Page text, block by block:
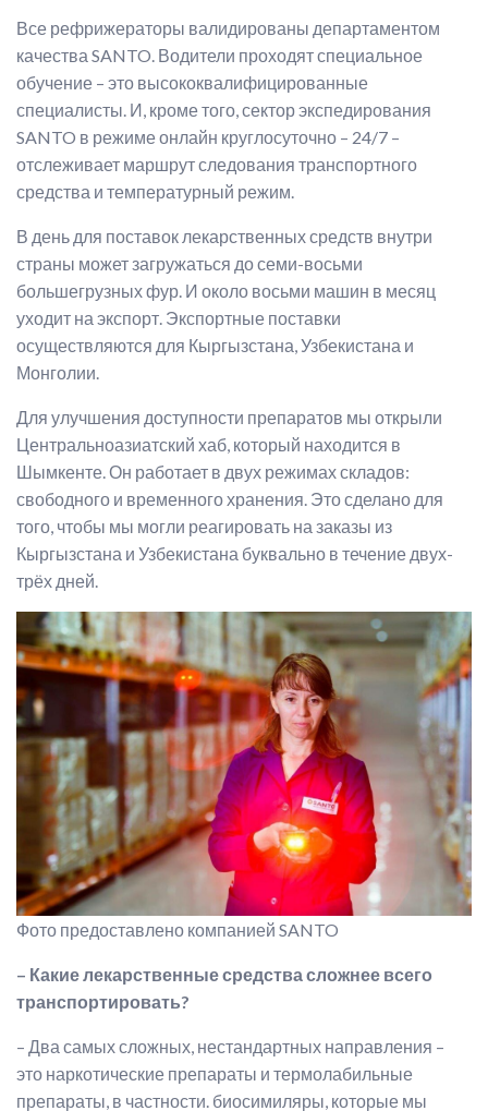
Все рефрижераторы валидированы департаментом
качества SANTO. Водители проходят специальное
обучение – это высококвалифицированные
специалисты. И, кроме того, сектор экспедирования
SANTO в режиме онлайн круглосуточно – 24/7 –
отслеживает маршрут следования транспортного
средства и температурный режим.
В день для поставок лекарственных средств внутри
страны может загружаться до семи-восьми
большегрузных фур. И около восьми машин в месяц
уходит на экспорт. Экспортные поставки
осуществляются для Кыргызстана, Узбекистана и
Монголии.
Для улучшения доступности препаратов мы открыли
Центральноазиатский хаб, который находится в
Шымкенте. Он работает в двух режимах складов:
свободного и временного хранения. Это сделано для
того, чтобы мы могли реагировать на заказы из
Кыргызстана и Узбекистана буквально в течение двух-
трёх дней.
Фото предоставлено компанией SANTO
– Какие лекарственные средства сложнее всего
транспортировать?
– Два самых сложных, нестандартных направления –
это наркотические препараты и термолабильные
препараты, в частности. биосимиляры, которые мы